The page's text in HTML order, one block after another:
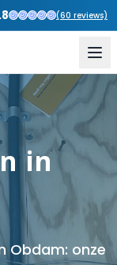
(60 reviews)
in
Obdam: onze